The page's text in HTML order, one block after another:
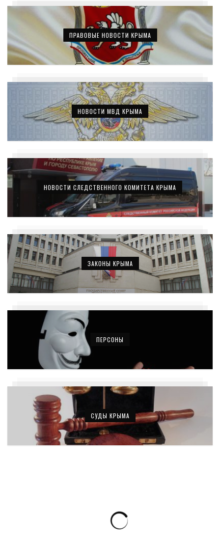
ПРАВОВЫЕ НОВОСТИ КРЫМА
НОВОСТИ МВД КРЫМА
НОВОСТИ СЛЕДСТВЕННОГО КОМИТЕТА КРЫМА
ЗАКОНЫ КРЫМА
ПЕРСОНЫ
СУДЫ КРЫМА